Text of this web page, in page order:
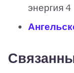
энергия 4